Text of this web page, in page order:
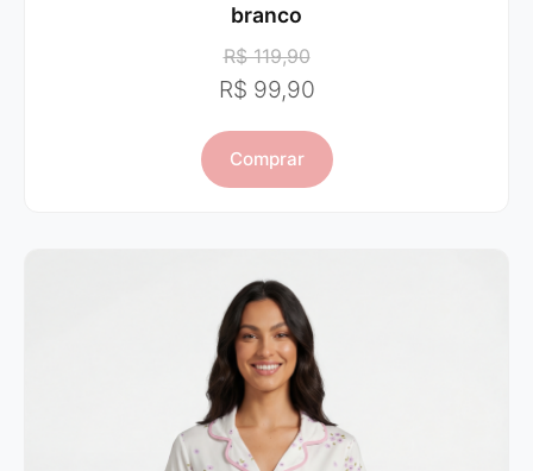
branco
R$ 119,90
R$ 99,90
Comprar